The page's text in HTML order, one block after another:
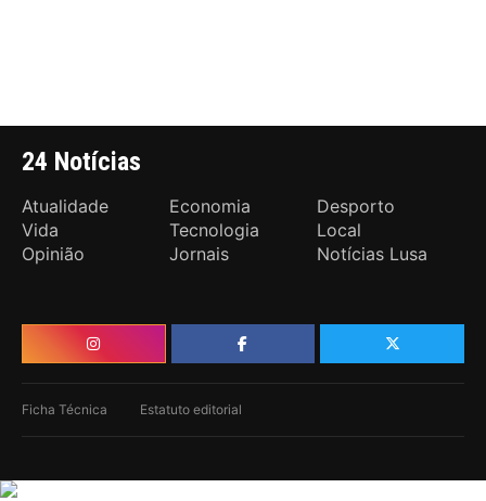
24 Notícias
Atualidade Economia
Desporto
Vida
Tecnologia
Local
Opinião
Jornais Notícias Lusa
Ficha Técnica Estatuto editorial